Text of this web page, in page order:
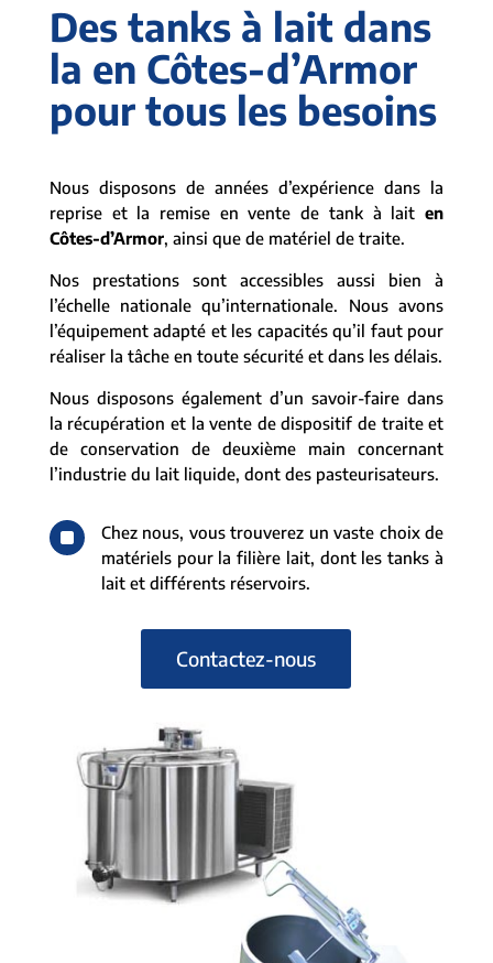
Des tanks à lait dans
la en Côtes-d’Armor
pour tous les besoins
Nous disposons de années d’expérience dans la
reprise et la remise en vente de tank à laiten
Côtes-d’Armor, ainsi que de matériel de traite.
Nos prestations sont accessibles aussi bien à
l’échelle nationale qu’internationale. Nous avons
l’équipement adapté et les capacités qu’il faut pour
réaliser la tâche en toute sécurité et dans les délais.
Nous disposons également d’un savoir-faire dans
la récupération et la vente de dispositif de traite et
de conservation de deuxième main concernant
l’industrie du lait liquide, dont des pasteurisateurs.
^
Chez nous, vous trouverez un vaste choix de
matériels pour la filière lait, dont les tanks à
lait et différents réservoirs.
Contactez-nous